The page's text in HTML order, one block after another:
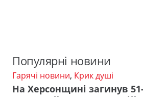
Популярні новини
Гарячі новини, Крик душі
На Херсонщині загинув